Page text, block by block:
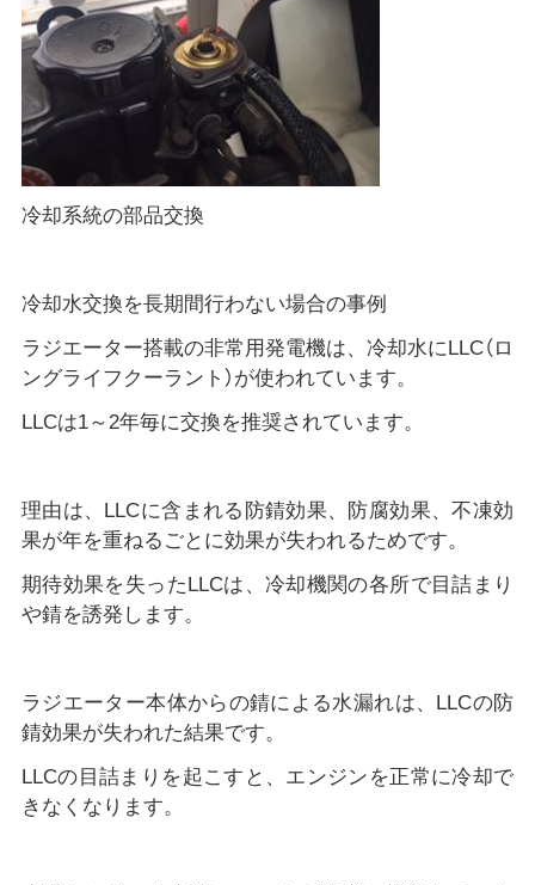
冷却系統の部品交換
冷却水交換を長期間行わない場合の事例
ラジエーター搭載の非常用発電機は、冷却水にLLC（ロ
ングライフクーラント）が使われています。
LLCは1～2年毎に交換を推奨されています。
理由は、LLCに含まれる防錆効果、防腐効果、不凍効
果が年を重ねるごとに効果が失われるためです。
期待効果を失ったLLCは、冷却機関の各所で目詰まり
や錆を誘発します。
ラジエーター本体からの錆による水漏れは、LLCの防
錆効果が失われた結果です。
LLCの目詰まりを起こすと、エンジンを正常に冷却で
きなくなります。